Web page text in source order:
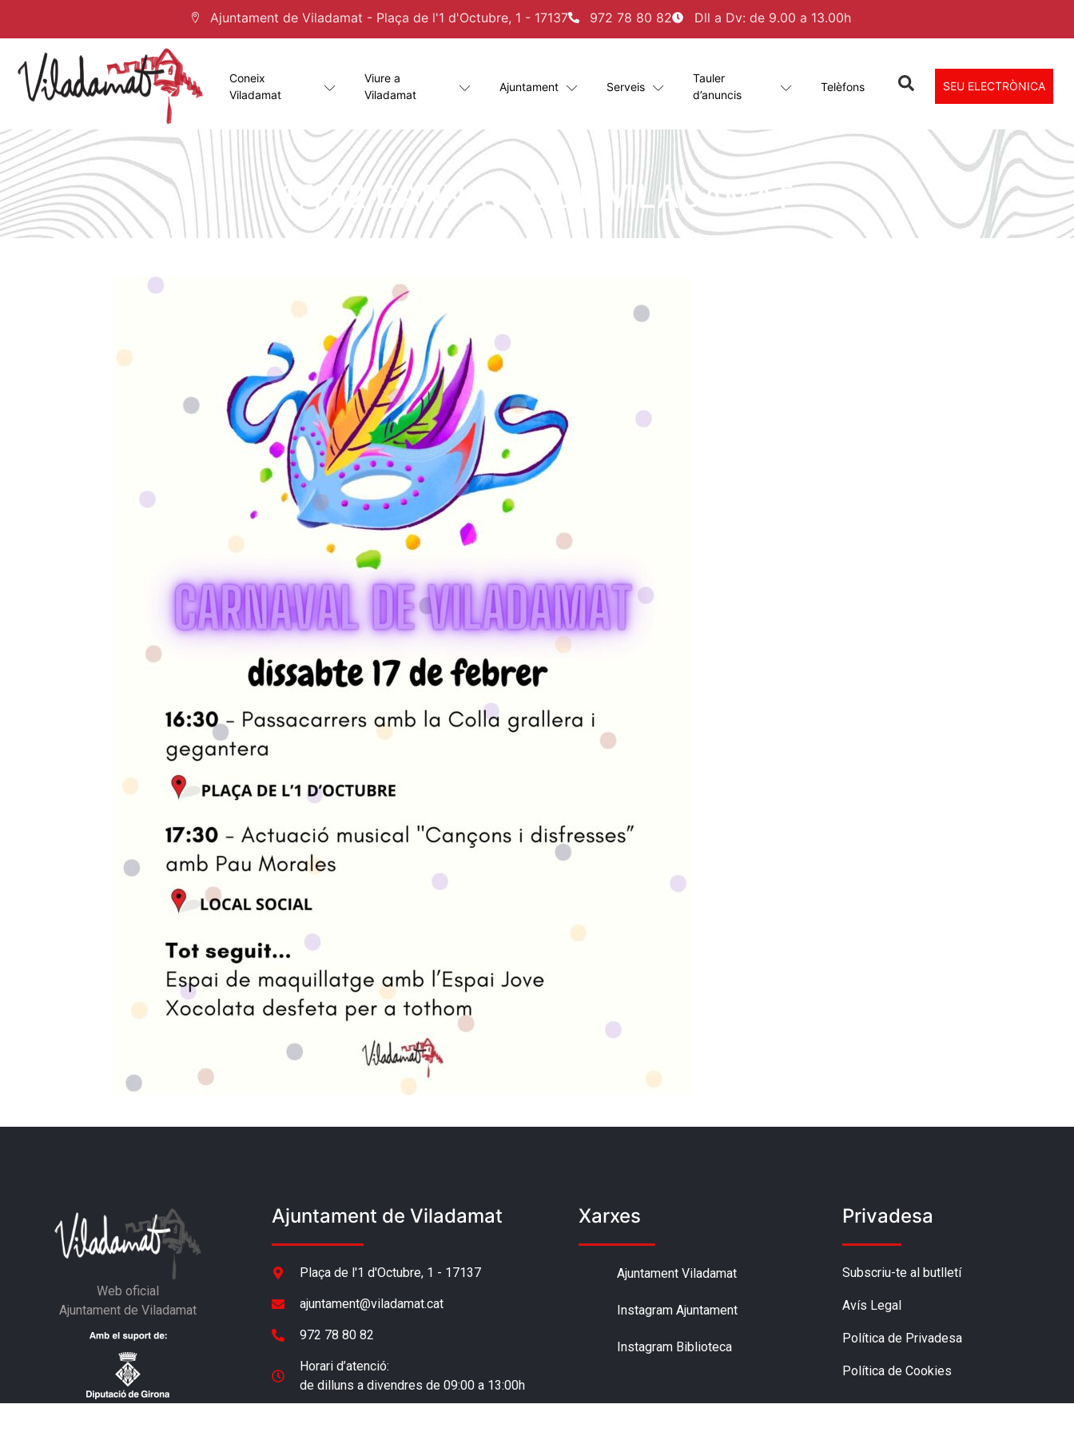
Ajuntament de Viladamat - Plaça de l'1 d'Octubre, 1 - 17137 972 78 80 82 Dll a Dv: de 9.00 a 13.00h
Coneix
Viladamat
Viure a
Viladamat
Ajuntament Serveis
Tauler
d’anuncis
Telèfons SEU ELECTRÒNICA
17/02 CARNAVAL DE VILADAMAT
Web oficial
Ajuntament de Viladamat
Ajuntament de Viladamat
Plaça de l'1 d'Octubre, 1 - 17137
ajuntament@viladamat.cat
972 78 80 82
Horari d’atenció:
de dilluns a divendres de 09:00 a 13:00h
Xarxes
Ajuntament Viladamat
Instagram Ajuntament
Instagram Biblioteca
Privadesa
Subscriu-te al butlletí
Avís Legal
Política de Privadesa
Política de Cookies